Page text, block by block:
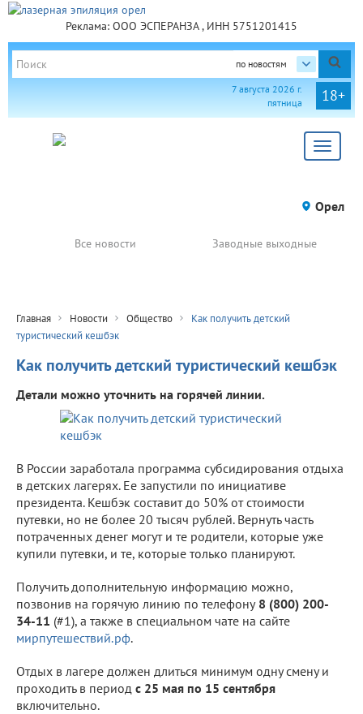
Реклама: ООО ЭСПЕРАНЗА , ИНН 5751201415
по новостям
18+
7 августа 2026 г.
пятница
Toggle
Орел
Все новости Заводные выходные
Главная Новости Общество
Как получить детский
туристический кешбэк
Как получить детский туристический кешбэк
Детали можно уточнить на горячей линии.
В России заработала программа субсидирования отдыха
в детских лагерях. Ее запустили по инициативе
президента. Кешбэк составит до 50% от стоимости
путевки, но не более 20 тысяч рублей. Вернуть часть
потраченных денег могут и те родители, которые уже
купили путевки, и те, которые только планируют.
Получить дополнительную информацию можно,
позвонив на горячую линию по телефону8 (800) 200-
34-11 (#1), а также в специальном чате на сайте
мирпутешествий.рф.
Отдых в лагере должен длиться минимум одну смену и
проходить в период с 25 мая по 15 сентября
включительно.